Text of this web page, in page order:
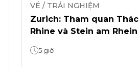
VÉ / TRẢI NGHIỆM
Zurich: Tham quan Thác
Rhine và Stein am Rhein
5 giờ